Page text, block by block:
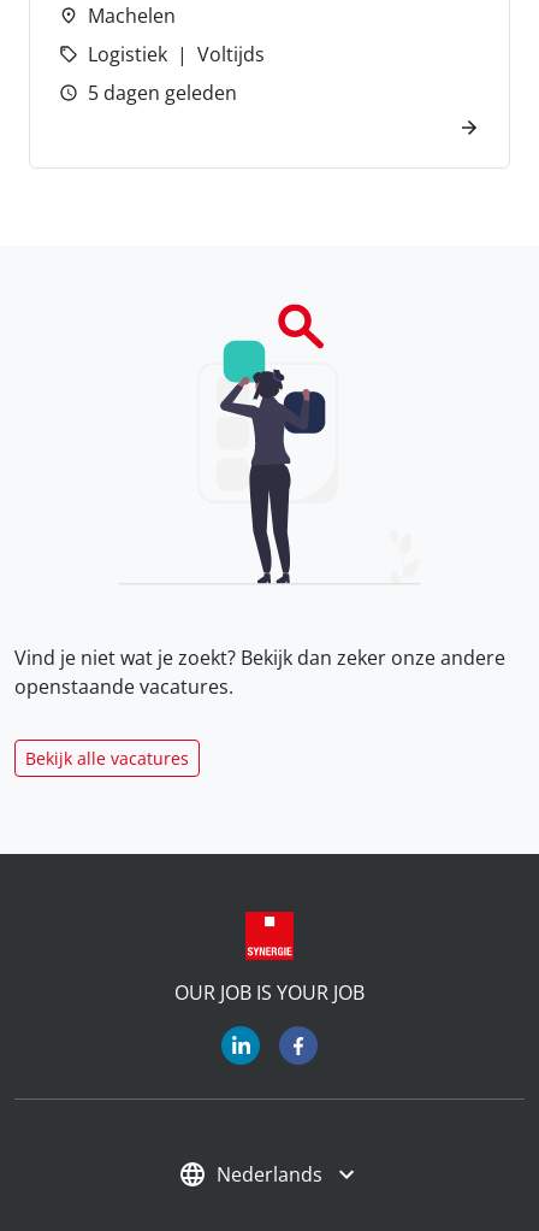
Machelen
Logistiek
Voltijds
5 dagen geleden
Vind je niet wat je zoekt? Bekijk dan zeker onzeandere
openstaande vacatures.
Bekijk alle vacatures
OUR JOB IS YOUR JOB
Nederlands